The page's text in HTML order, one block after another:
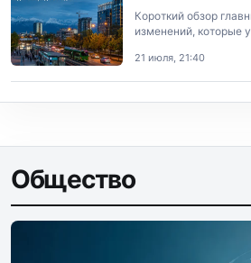
Короткий обзор
изменений, которые
21 июля, 21:40
Общество